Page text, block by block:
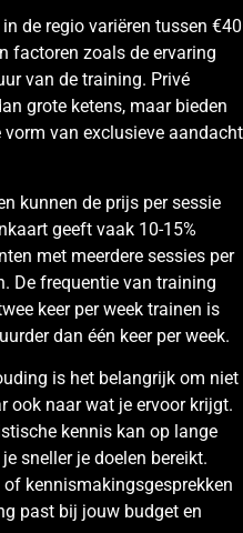
de regio variëren tussen €40
factoren zoals de ervaring
van de training. Privé
grote ketens, maar bieden
van exclusieve aandacht
kunnen de prijs per sessie
geeft vaak 10-15%
met meerdere sessies per
De frequentie van training
keer per week trainen is
dan één keer per week.
is het belangrijk om niet
ook naar wat je ervoor krijgt.
kennis kan op lange
sneller je doelen bereikt.
kennismakingsgesprekken
past bij jouw budget en